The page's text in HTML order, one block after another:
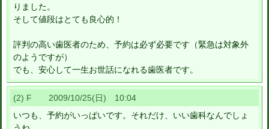
りました。
そして値段はとても良心的！
評判の高い歯医者のため、予約は必ず必要です（緊急は対象外
のようですが）
でも、安心して一生お世話になれる歯医者です。
(2) F 2009/10/25(日) 10:04
いつも、予約がいっぱいです。それだけ、いい歯科なんでしょ